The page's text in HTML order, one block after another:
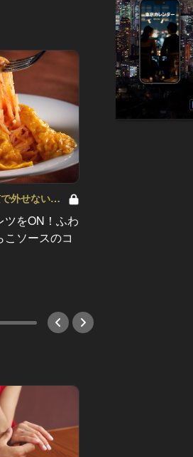
外せない人
ツをON！ふわ
ソースのコ